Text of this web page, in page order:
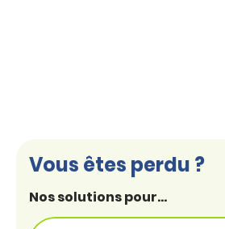
Vous êtes perdu ?
Nos solutions pour...